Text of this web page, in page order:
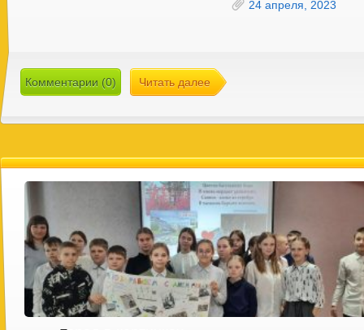
24 апреля, 2023
Комментарии (0) Читать далее